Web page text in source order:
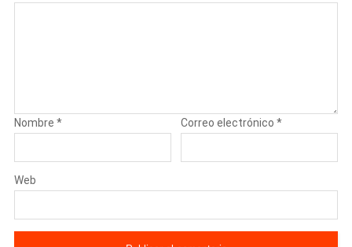
Nombre * Correo electrónico*
Web